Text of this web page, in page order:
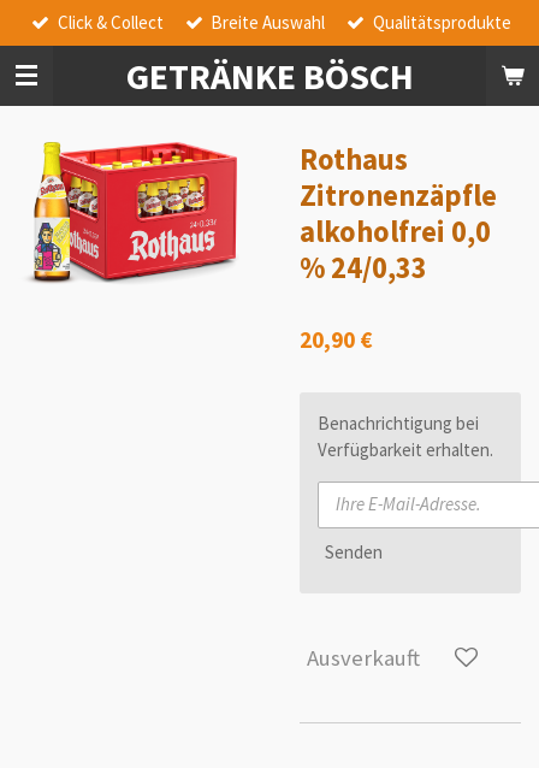
Zum
Hauptinhalt
springen
GETRÄNKE BÖSCH
Click & Collect Breite Auswahl Qualitätsprodukte
Rothaus
Zitronenzäpfle
alkoholfrei 0,0
% 24/0,33
20,90 €
Benachrichtigung bei
Verfügbarkeit erhalten.
Senden
Ausverkauft